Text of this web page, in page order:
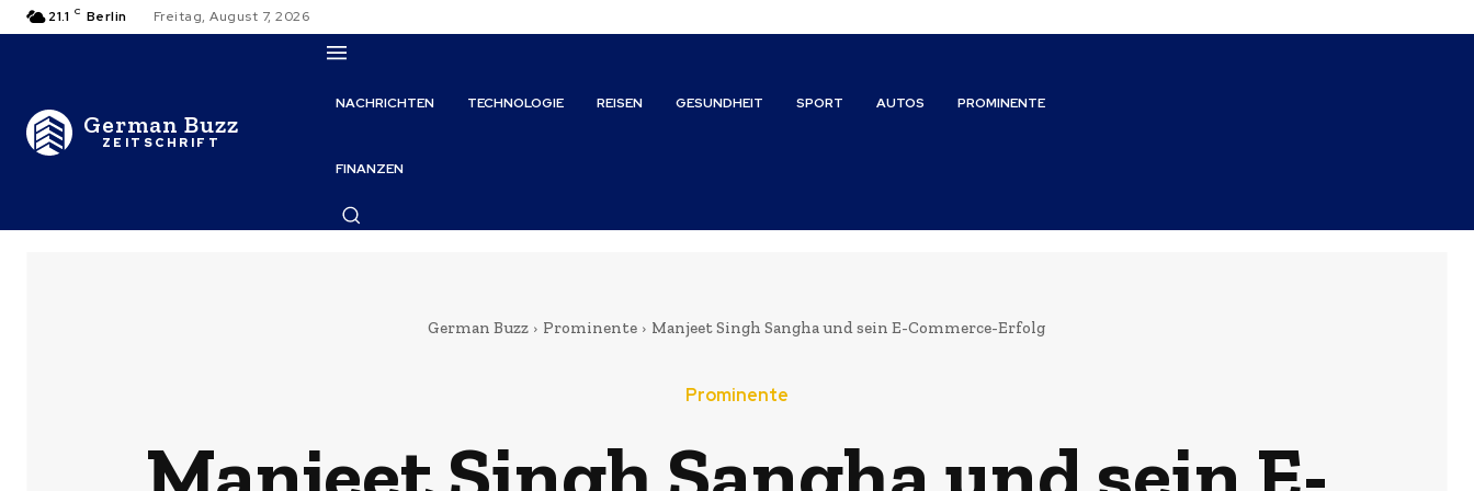
21.1 C Berlin Freitag, August 7, 2026
German Buzz
ZEITSCHRIFT
NACHRICHTEN TECHNOLOGIE REISEN GESUNDHEIT SPORT AUTOS PROMINENTE
FINANZEN
German Buzz Prominente Manjeet Singh Sangha und sein E-Commerce-Erfolg
Prominente